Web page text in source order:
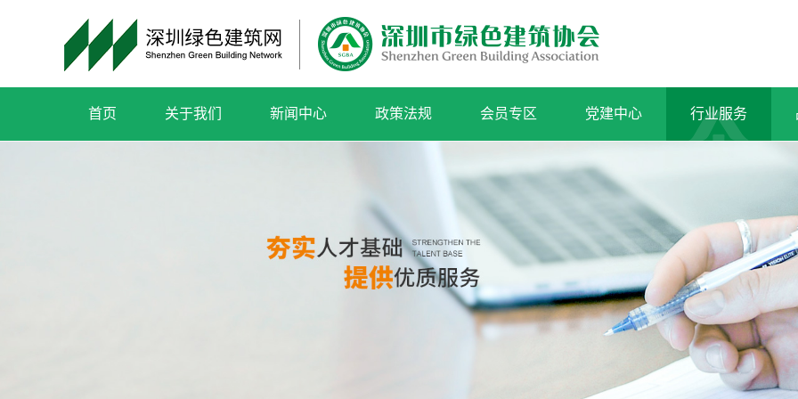
首页 关于我们 新闻中心 政策法规 会员专区 党建中心 行业服务